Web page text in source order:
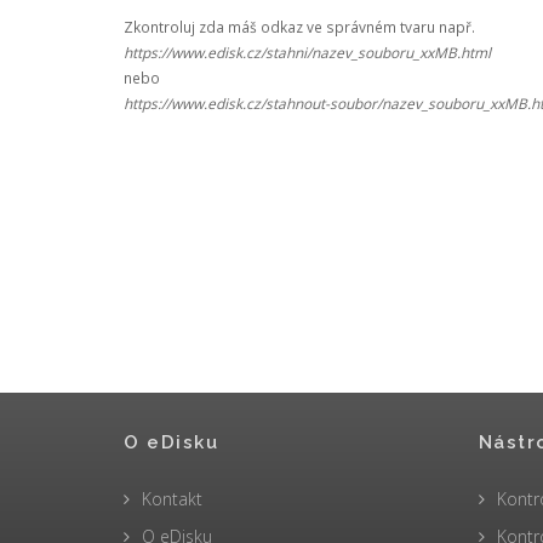
Zkontroluj zda máš odkaz ve správném tvaru např.
https://www.edisk.cz/stahni/nazev_souboru_xxMB.html
nebo
https://www.edisk.cz/stahnout-soubor/
O eDisku
Kontakt
O eDisku